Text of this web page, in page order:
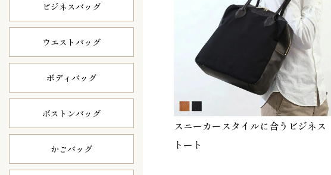
ビジネスバッグ
ウエストバッグ
ボディバッグ
ボストンバッグ
かごバッグ
スニーカースタイルに合うビジネス
トート